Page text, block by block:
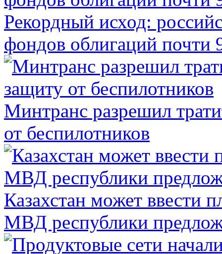
Рекордный исход:
фондов облигаций почти
Минтранс разрешил
от беспилотников
Казахстан может ввести
МВД республики